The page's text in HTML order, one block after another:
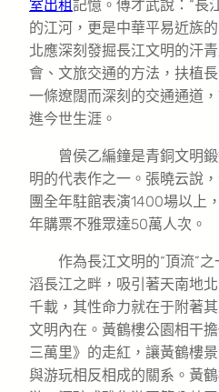
室出租記憶。傅才武說：“長
的江河，更是中華平易近族的
北應深刻發掘長江文明的汗
會、文旅交通的方法，扶植
一條遼闊而深刻的交通通道
進今世生涯。
曾侯乙編鐘是青銅文明
明的代表作之一。張曉云說
團全年駐館表演1400場以上
年購票不雅眾達50萬人次。
作為長江文明的“頂流”
滔長江之畔，吸引著天南地
千載，其性命力就在于附著
文明內在。黃鶴樓公園相干
三萬里》的走紅，讓黃鶴樓
與游玩相反相成的關系。黃